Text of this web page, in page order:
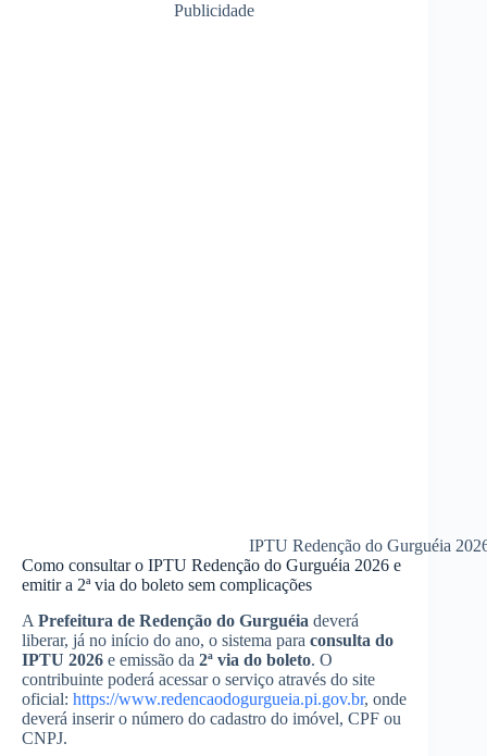
Publicidade
IPTU Redenção do Gurguéia
Como consultar o IPTU Redenção do Gurguéia 2026 e
emitir a 2ª via do boleto sem complicações
A Prefeitura de Redenção do Gurguéia deverá
liberar, já no início do ano, o sistema para consulta do
IPTU 2026 e emissão da 2ª via do boleto. O
contribuinte poderá acessar o serviço através do site
oficial: https://www.redencaodogurgueia.pi.gov.br, onde
deverá inserir o número do cadastro do imóvel, CPF ou
CNPJ.